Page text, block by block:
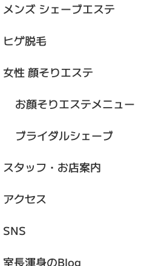
メンズ シェーブエステ
ヒゲ脱毛
女性 顔そりエステ
お顔そりエステメニュー
ブライダルシェーブ
スタッフ・お店案内
アクセス
SNS
室長渾身のBlog